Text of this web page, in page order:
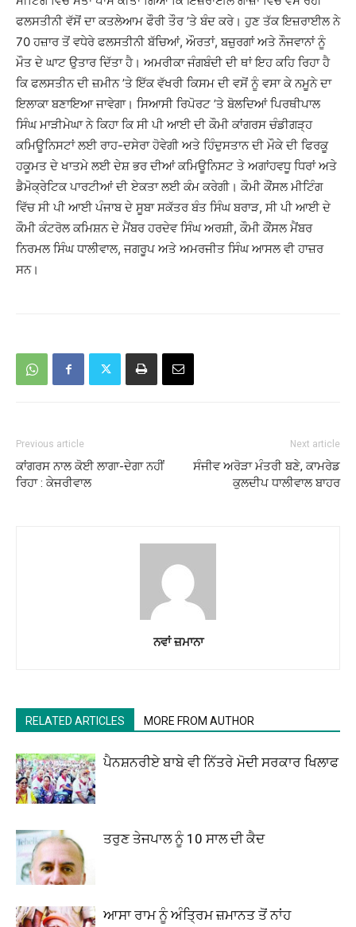
ਫਲਸਤੀਨੀ ਵੱਸੋਂ ਦਾ ਕਤਲੇਆਮ ਫੌਰੀ ਤੌਰ ’ਤੇ ਬੰਦ ਕਰੇ। ਹੁਣ ਤੱਕ ਇਜ਼ਰਾਈਲ ਨੇ
70 ਹਜ਼ਾਰ ਤੋਂ ਵਧੇਰੇ ਫਲਸਤੀਨੀ ਬੱਚਿਆਂ, ਔਰਤਾਂ, ਬਜ਼ੁਰਗਾਂ ਅਤੇ ਨੌਜਵਾਨਾਂ ਨੂੰ
ਮੌਤ ਦੇ ਘਾਟ ਉਤਾਰ ਦਿੱਤਾ ਹੈ। ਅਮਰੀਕਾ ਜੰਗਬੰਦੀ ਦੀ ਥਾਂ ਇਹ ਕਹਿ ਰਿਹਾ ਹੈ
ਕਿ ਫਲਸਤੀਨ ਦੀ ਜ਼ਮੀਨ ’ਤੇ ਇੱਕ ਵੱਖਰੀ ਕਿਸਮ ਦੀ ਵਸੋਂ ਨੂੰ ਵਸਾ ਕੇ ਨਮੂਨੇ ਦਾ
ਇਲਾਕਾ ਬਣਾਇਆ ਜਾਵੇਗਾ। ਸਿਆਸੀ ਰਿਪੋਰਟ ’ਤੇ ਬੋਲਦਿਆਂ ਪਿਰਥੀਪਾਲ
ਸਿੰਘ ਮਾੜੀਮੇਘਾ ਨੇ ਕਿਹਾ ਕਿ ਸੀ ਪੀ ਆਈ ਦੀ ਕੌਮੀ ਕਾਂਗਰਸ ਚੰਡੀਗੜ੍ਹ
ਕਮਿਊਨਿਸਟਾਂ ਲਈ ਰਾਹ-ਦਸੇਰਾ ਹੋਵੇਗੀ ਅਤੇ ਹਿੰਦੁਸਤਾਨ ਦੀ ਮੌਕੇ ਦੀ ਫਿਰਕੂ
ਹਕੂਮਤ ਦੇ ਖਾਤਮੇ ਲਈ ਦੇਸ਼ ਭਰ ਦੀਆਂ ਕਮਿਊਨਿਸਟ ਤੇ ਅਗਾਂਹਵਧੂ ਧਿਰਾਂ ਅਤੇ
ਡੈਮੋਕ੍ਰੇਟਿਕ ਪਾਰਟੀਆਂ ਦੀ ਏਕਤਾ ਲਈ ਕੰਮ ਕਰੇਗੀ। ਕੌਮੀ ਕੌਂਸਲ ਮੀਟਿੰਗ
ਵਿੱਚ ਸੀ ਪੀ ਆਈ ਪੰਜਾਬ ਦੇ ਸੂਬਾ ਸਕੱਤਰ ਬੰਤ ਸਿੰਘ ਬਰਾੜ, ਸੀ ਪੀ ਆਈ ਦੇ
ਕੌਮੀ ਕੰਟਰੋਲ ਕਮਿਸ਼ਨ ਦੇ ਮੈਂਬਰ ਹਰਦੇਵ ਸਿੰਘ ਅਰਸ਼ੀ, ਕੌਮੀ ਕੌਂਸਲ ਮੈਂਬਰ
ਨਿਰਮਲ ਸਿੰਘ ਧਾਲੀਵਾਲ, ਜਗਰੂਪ ਅਤੇ ਅਮਰਜੀਤ ਸਿੰਘ ਆਸਲ ਵੀ ਹਾਜ਼ਰ
ਸਨ।
Previous article
ਕਾਂਗਰਸ ਨਾਲ ਕੋਈ ਲਾਗਾ-ਦੇਗਾ ਨਹੀਂ
ਰਿਹਾ : ਕੇਜਰੀਵਾਲ
Next article
ਸੰਜੀਵ ਅਰੋੜਾ ਮੰਤਰੀ ਬਣੇ, ਕਾਮਰੇਡ
ਕੁਲਦੀਪ ਧਾਲੀਵਾਲ ਬਾਹਰ
ਨਵਾਂ ਜ਼ਮਾਨਾ
RELATED ARTICLES MORE FROM AUTHOR
ਪੈਨਸ਼ਨਰੀਏ ਬਾਬੇ ਵੀ ਨਿੱਤਰੇ ਮੋਦੀ ਸਰਕਾਰ ਖਿਲਾਫ
ਤਰੁਣ ਤੇਜਪਾਲ ਨੂੰ 10 ਸਾਲ ਦੀ ਕੈਦ
ਆਸਾ ਰਾਮ ਨੂੰ ਅੰਤ੍ਰਿਮ ਜ਼ਮਾਨਤ ਤੋਂ ਨਾਂਹ